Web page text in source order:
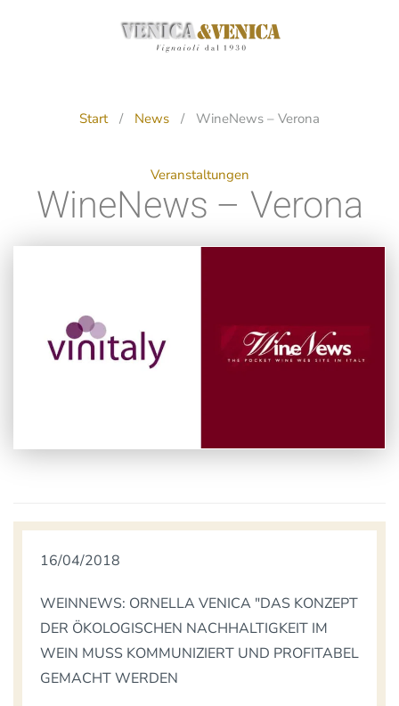
Start News WineNews – Verona
Veranstaltungen
WineNews – Verona
16/04/2018
WEINNEWS: ORNELLA VENICA "DAS KONZEPT
DER ÖKOLOGISCHEN NACHHALTIGKEIT IM
WEIN MUSS KOMMUNIZIERT UND PROFITABEL
GEMACHT WERDEN